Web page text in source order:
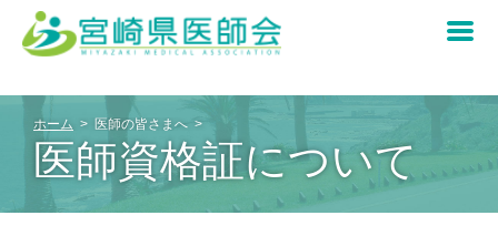
医師の皆さまへ
重要なお知らせ
県民の皆さまへ
ホーム 医師の皆さまへ
医師資格証について